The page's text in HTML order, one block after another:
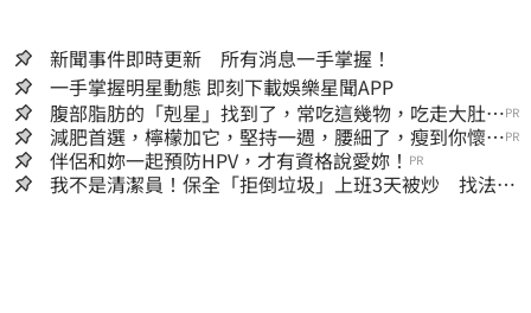
新聞事件即時更新 所有消息一手掌握！
一手掌握明星動態 即刻下載娛樂星聞APP
腹部脂肪的「剋星」找到了，常吃這幾物，吃走大肚
囊，瘦出小蠻腰
PR
減肥首選，檸檬加它，堅持一週，腰細了，瘦到你懷疑
人生
PR
伴侶和妳一起預防HPV，才有資格說愛妳！ PR
我不是清潔員！保全「拒倒垃圾」上班3天被炒 找法院